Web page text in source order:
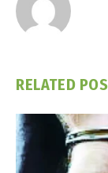
RELATED